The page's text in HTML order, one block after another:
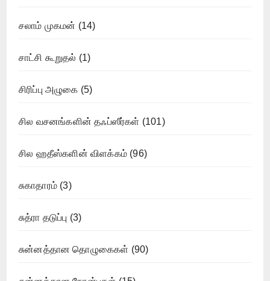
சலாம் முகமன் (14)
சாட்சி கூறுதல் (1)
சிரிப்பு அழுகை (5)
சில வசனங்களின் தஃப்ஸீர்கள் (101)
சில ஹதீஸ்களின் விளக்கம் (96)
சுகாதாரம் (3)
சுத்ரா தடுப்பு (3)
சுன்னத்தான தொழுகைகள் (90)